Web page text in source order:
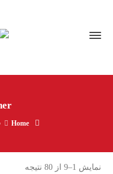
Home
نمایش 1–9 از 80 نتیجه